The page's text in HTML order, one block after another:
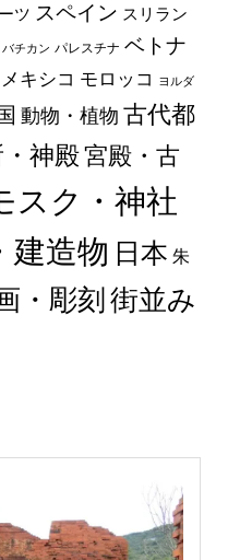
ツ スペイン スリラン
バチカン パレスチナ ベトナ
メキシコ モロッコ ヨルダ
動物・植物 古代都
神殿宮殿・古
スク・神社
建造物 日本 朱
・彫刻 街並み